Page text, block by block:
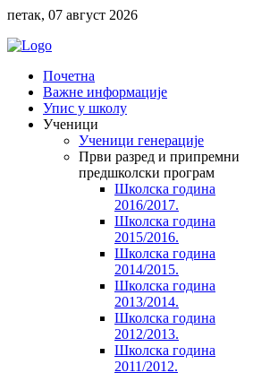
петак, 07 август 2026
Почетна
Важне информације
Упис у школу
Ученици
Ученици генерације
Први разред и припремни
предшколски програм
Школска година
2016/2017.
Школска година
2015/2016.
Школска година
2014/2015.
Школска година
2013/2014.
Школска година
2012/2013.
Школска година
2011/2012.